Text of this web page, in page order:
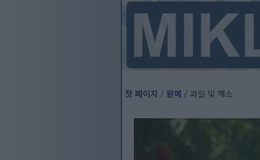
첫 페이지 / 원예 / 과일 및 채소